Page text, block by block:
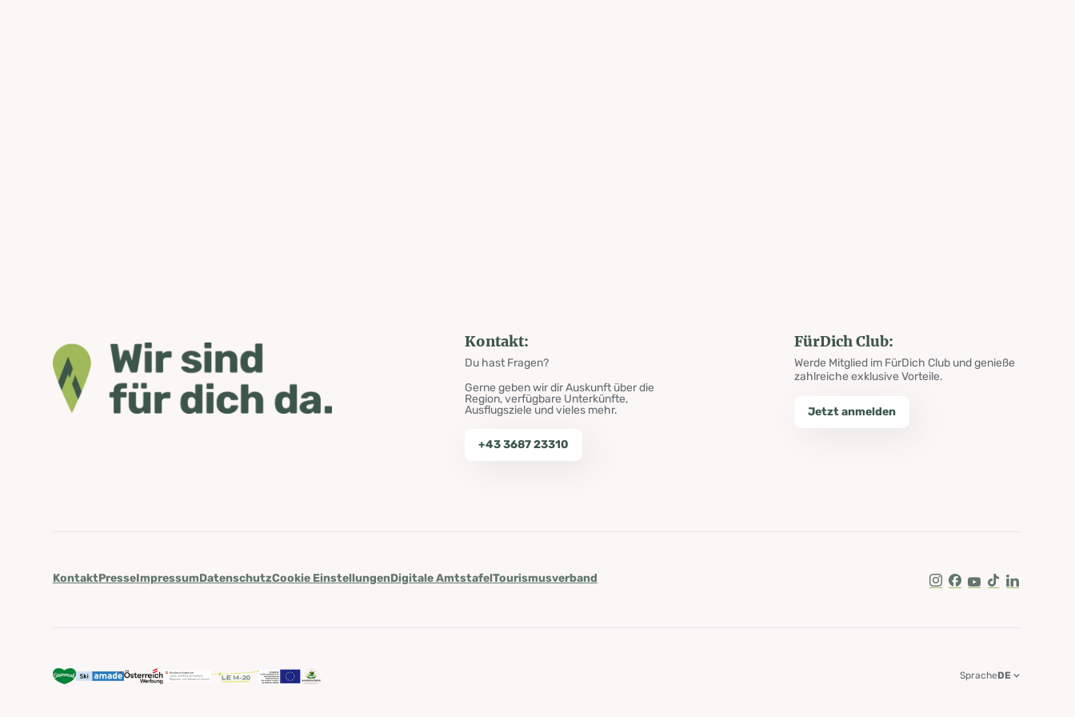
Kontakt:
Du hast Fragen?
Gerne geben wir dir Auskunft über die
Region, verfügbare Unterkünfte,
Ausflugsziele und vieles mehr.
+43 3687 23310
FürDich Club:
Werde Mitglied im FürDich Club und genieße
zahlreiche exklusive Vorteile.
Jetzt anmelden
KontaktPresseImpressumDatenschutzCookie EinstellungenDigitale AmtstafelTourismusverband
Instagram
Facebook
Youtube
Tik TokLinkedIn
SpracheDE